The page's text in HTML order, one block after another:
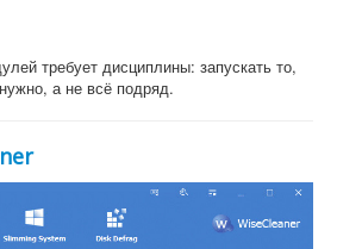
требует дисциплины: запускать то,
а не всё подряд.